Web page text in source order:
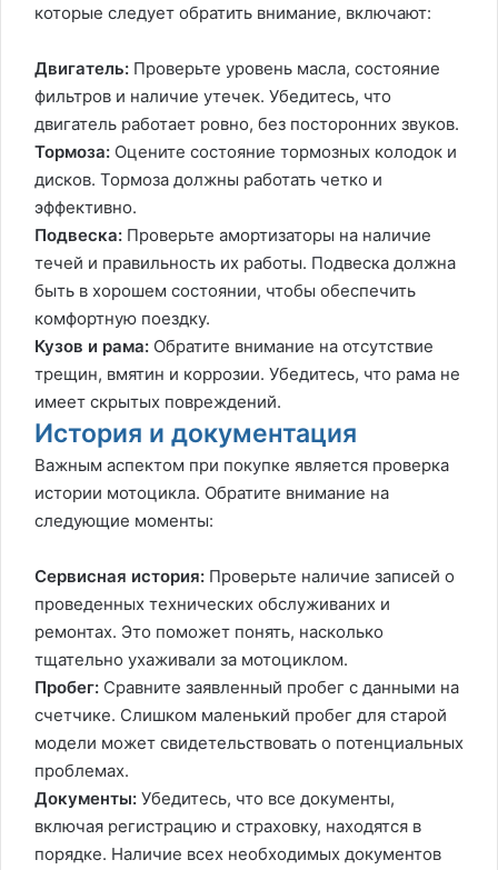
которые следует обратить внимание, включают:
Двигатель: Проверьте уровень масла, состояние
фильтров и наличие утечек. Убедитесь, что
двигатель работает ровно, без посторонних звуков.
Тормоза: Оцените состояние тормозных колодок и
дисков. Тормоза должны работать четко и
эффективно.
Подвеска: Проверьте амортизаторы на наличие
течей и правильность их работы. Подвеска должна
быть в хорошем состоянии, чтобы обеспечить
комфортную поездку.
Кузов и рама: Обратите внимание на отсутствие
трещин, вмятин и коррозии. Убедитесь, что рама не
имеет скрытых повреждений.
История и документация
Важным аспектом при покупке является проверка
истории мотоцикла. Обратите внимание на
следующие моменты:
Сервисная история: Проверьте наличие записей о
проведенных технических обслуживаних и
ремонтах. Это поможет понять, насколько
тщательно ухаживали за мотоциклом.
Пробег: Сравните заявленный пробег с данными на
счетчике. Слишком маленький пробег для старой
модели может свидетельствовать о потенциальных
проблемах.
Документы: Убедитесь, что все документы,
включая регистрацию и страховку, находятся в
порядке. Наличие всех необходимых документов